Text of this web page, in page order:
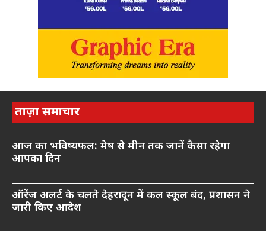
ताज़ा समाचार
आज का भविष्यफल: मेष से मीन तक जानें कैसा रहेगा
आपका दिन
ऑरेंज अलर्ट के चलते देहरादून में कल स्कूल बंद, प्रशासन ने
जारी किए आदेश